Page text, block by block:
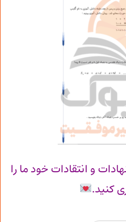
و انتقادات خود ما را
کنید.